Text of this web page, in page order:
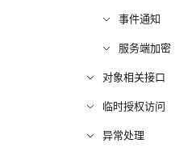
事件通知
服务端加密
对象相关接口
临时授权访问
异常处理